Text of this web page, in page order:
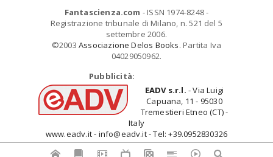
Fantascienza.com - ISSN 1974-8248 -
Registrazione tribunale di Milano, n. 521 del 5
settembre 2006.
©2003 Associazione Delos Books. Partita Iva
04029050962.
Pubblicità:
EADV s.r.l. - Via Luigi
Capuana, 11 - 95030
Tremestieri Etneo (CT) -
Italy
www.eadv.it - info@eadv.it - Tel: +39.0952830326